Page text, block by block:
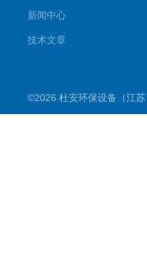
新闻中心
技术文章
©2026 杜安环保设备（江